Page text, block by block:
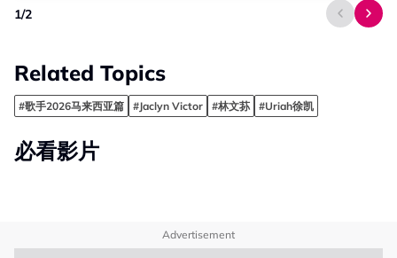
1/2
Related Topics
#歌手2026马来西亚篇 #Jaclyn Victor #林文荪 #Uriah徐凯
必看影片
Advertisement